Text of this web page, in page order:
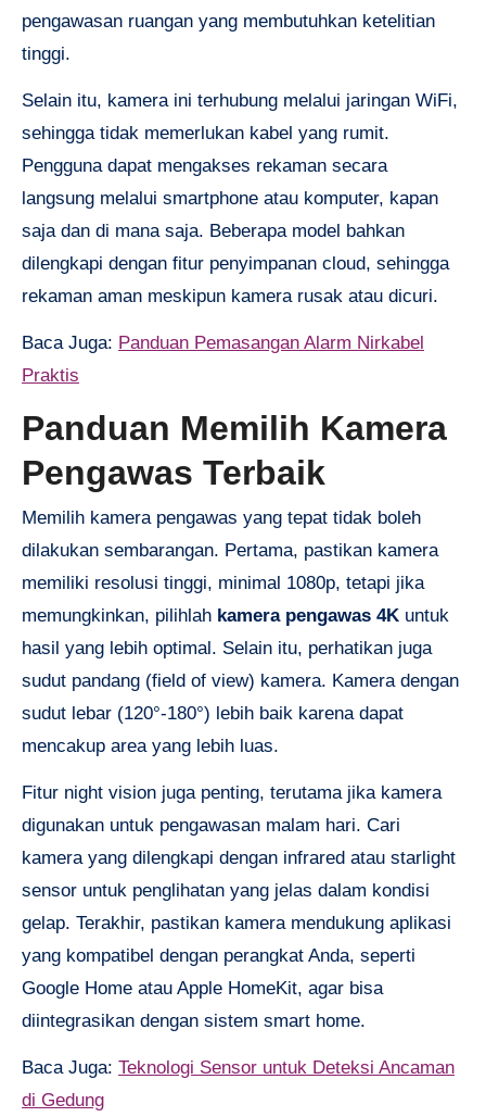
pengawasan ruangan yang membutuhkan ketelitian
tinggi.
Selain itu, kamera ini terhubung melalui jaringan WiFi,
sehingga tidak memerlukan kabel yang rumit.
Pengguna dapat mengakses rekaman secara
langsung melalui smartphone atau komputer, kapan
saja dan di mana saja. Beberapa model bahkan
dilengkapi dengan fitur penyimpanan cloud, sehingga
rekaman aman meskipun kamera rusak atau dicuri.
Baca Juga: Panduan Pemasangan Alarm Nirkabel
Praktis
Panduan Memilih Kamera
Pengawas Terbaik
Memilih kamera pengawas yang tepat tidak boleh
dilakukan sembarangan. Pertama, pastikan kamera
memiliki resolusi tinggi, minimal 1080p, tetapi jika
memungkinkan, pilihlah kamera pengawas 4K untuk
hasil yang lebih optimal. Selain itu, perhatikan juga
sudut pandang (field of view) kamera. Kamera dengan
sudut lebar (120°-180°) lebih baik karena dapat
mencakup area yang lebih luas.
Fitur night vision juga penting, terutama jika kamera
digunakan untuk pengawasan malam hari. Cari
kamera yang dilengkapi dengan infrared atau starlight
sensor untuk penglihatan yang jelas dalam kondisi
gelap. Terakhir, pastikan kamera mendukung aplikasi
yang kompatibel dengan perangkat Anda, seperti
Google Home atau Apple HomeKit, agar bisa
diintegrasikan dengan sistem smart home.
Baca Juga: Teknologi Sensor untuk Deteksi Ancaman
di Gedung